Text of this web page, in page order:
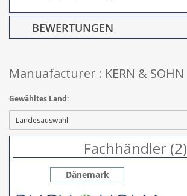
BEWERTUNGEN
Manuafacturer : KERN & SOHN
Gewähltes Land:
Fachhändler (2)
Dänemark